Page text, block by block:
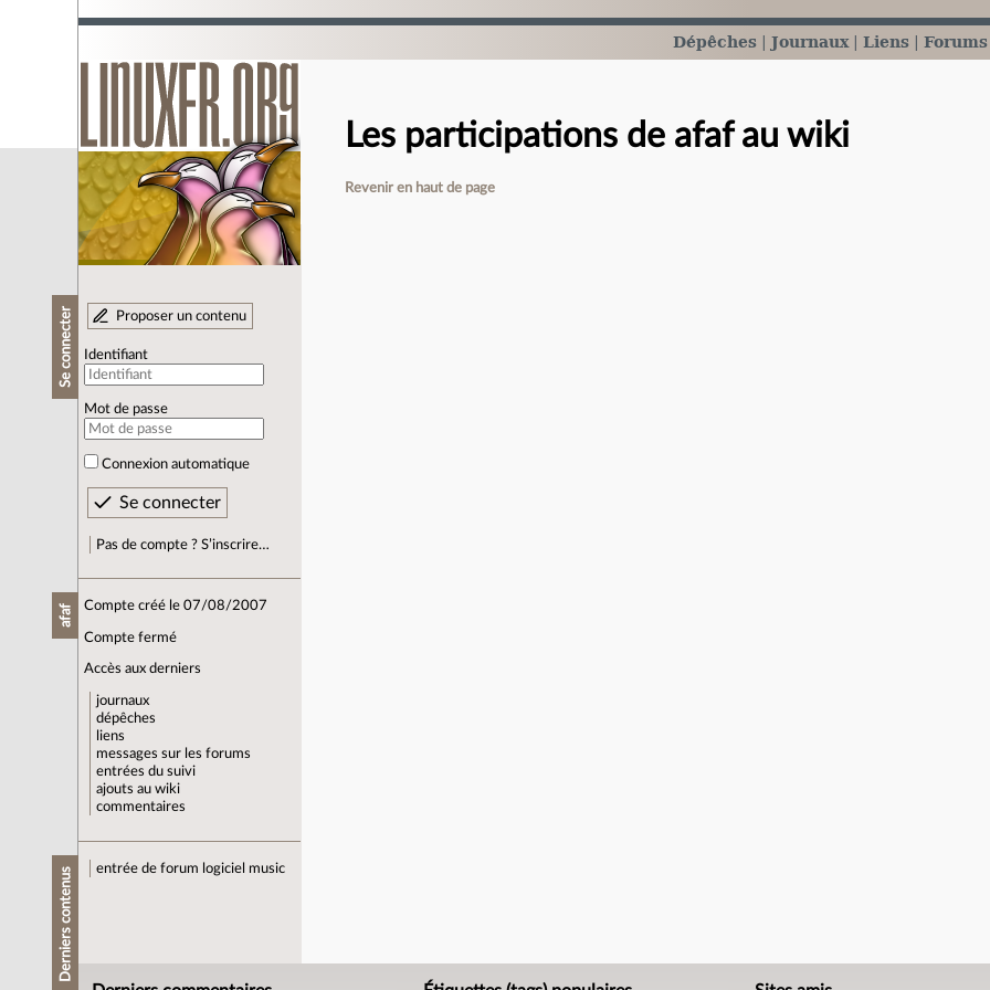
Dépêches Journaux Liens Forums
Se connecter Proposer un contenu
Identifiant
Mot de passe
Connexion automatique
Pas de compte ? S’inscrire…
afaf Compte créé le 07/08/2007
Compte fermé
Accès aux derniers
journaux
dépêches
liens
messages sur les forums
entrées du suivi
ajouts au wiki
commentaires
Derniers contenus entrée de forum logiciel music
Les participations de afaf au wiki
Revenir en haut de page